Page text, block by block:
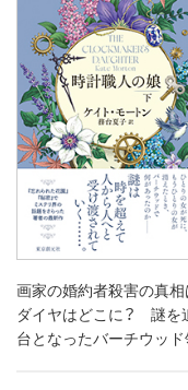
画家の婚約者殺害の真
ダイヤはどこに？ 謎を
台となったバーチウッド